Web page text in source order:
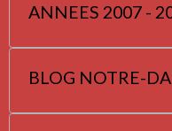
ANNEES 2007 -
BLOG NOTRE-